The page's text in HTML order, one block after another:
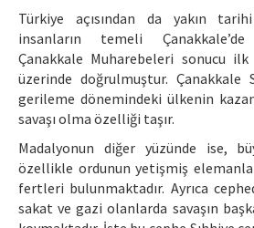
Türkiye açısından da yakın
insanların temeli
Çanakkale Muharebeleri sonucu ilk
üzerinde doğrulmuştur. Çanakkale
gerileme dönemindeki ülkenin
savaşı olma özelliği taşır.
Madalyonun diğer yüzünde ise,
özellikle ordunun yetişmiş
fertleri bulunmaktadır. Ayrıca
sakat ve gazi olanlarda savaşın